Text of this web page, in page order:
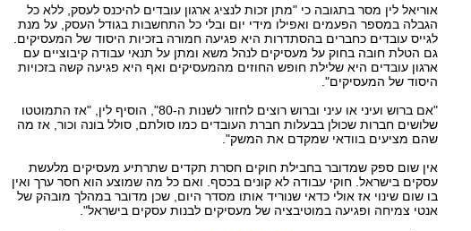
אוריאל לין מסר בתגובה כי "מתן זכות לנציג ארגון עובדים להיכנס לעסק, ללא כל
הגבלה במספר הפעמים ואפילו מידי יום ובלי כל התחשבות בגודל העסק, על מנת
לגייס עובדים כחברים בהסתדרות היא פגיעה חמורה בזכיות היסוד של המעסיקים.
גם הטלת חובה בחוק על מעסיקים לנהל משא ומתן על תנאי עבודה קיבוציים עם
ארגון עובדים היא שלילת חופש החוזים מהמעסיקים ואף היא פגיעה קשה בזכויות
היסוד של המעסיקים".
"אם ברוש ועיני או עיני וברוש רוצים לחזור לשנות ה-80", הוסיף לין, "אז התמוטטו
שלושים חברות שכולן בבעלות חברת העובדים כמו סולתם, סולל בונה וכור, אז מה
שהם מציעים בוודאי שמקדם את המשק".
אין שום ספק שמדובר בחבילת חוקים חסרת תקדים שתרתיע מעסיקים מלעשת
עסקים בישראל. חוקי עבודה לא קונים בכסף. ואם כל מה שמוצע הוא חסר ערך ואין
בו שום שינוי אז אולי כדאי שנוריד אותו מסדר היום, שכן מדובר במהלך מובהק של
אנטי צמיחה ופגיעה במוטיבציה של מעסיקים לבנות עסקים בישראל".